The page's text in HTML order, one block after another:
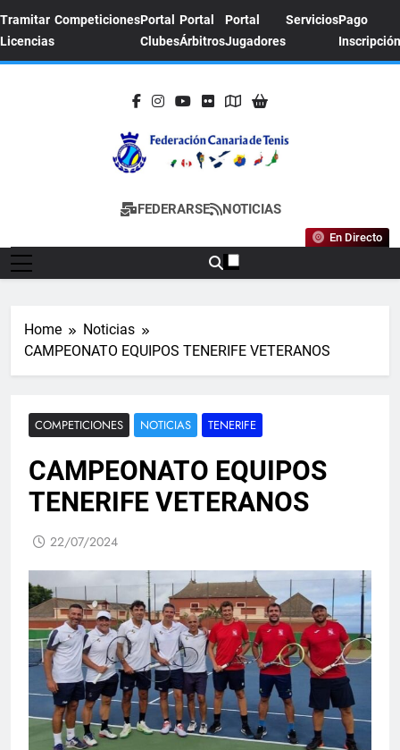
Tramitar
Licencias
CompeticionesPortal
Clubes
Portal
Árbitros
Portal
Jugadores
ServiciosPago
Inscripción
FEDERACION
CANARIA DE
TENIS
Sitio Oficial De La Federación Canaria De
FEDERARSE NOTICIAS
En Directo
Home
Noticias
CAMPEONATO EQUIPOS TENERIFE VETERANOS
COMPETICIONES NOTICIAS TENERIFE
CAMPEONATO EQUIPOS
TENERIFE VETERANOS
22/07/2024